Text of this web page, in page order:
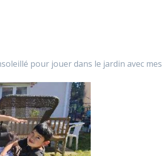
pour jouer dans le jardin avec mes